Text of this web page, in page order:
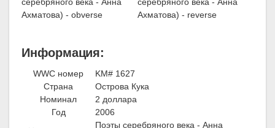
Информация:
WWC номер
KM# 1627
Страна
Острова Кука
Номинал
2 доллара
Год
2006
Поэты серебряного века - Анна